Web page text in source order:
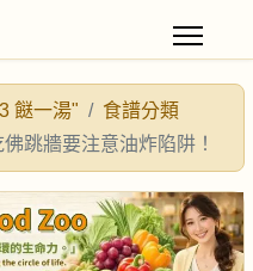
餸一湯"
食譜分類
跳牆要注意油炸陷阱！